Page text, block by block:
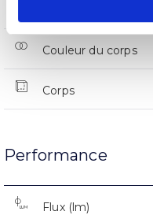
Couleur du corps
Corps
Performance
Flux (lm)